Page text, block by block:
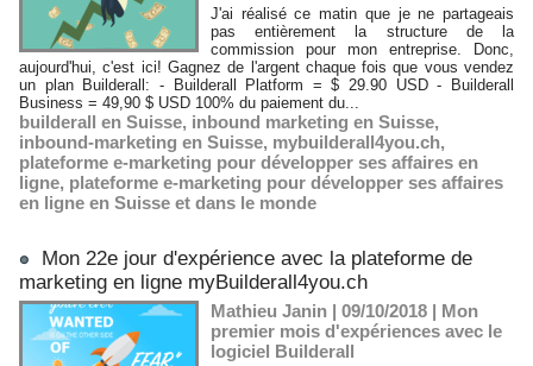
J'ai réalisé ce matin que je ne partageais
pas entièrement la structure de la
commission pour mon entreprise. Donc,
aujourd'hui, c'est ici! Gagnez de l'argent chaque fois que vous vendez
un plan Builderall: - Builderall Platform = $ 29.90 USD - Builderall
Business = 49,90 $ USD 100% du paiement du...
builderall en Suisse, inbound marketing en Suisse,
inbound-marketing en Suisse, mybuilderall4you.ch,
plateforme e-marketing pour développer ses affaires en
ligne, plateforme e-marketing pour développer ses affaires
en ligne en Suisse et dans le monde
Mon 22e jour d'expérience avec la plateforme de
marketing en ligne myBuilderall4you.ch
Mathieu Janin | 09/10/2018 | Mon
premier mois d'expériences avec le
logiciel Builderall